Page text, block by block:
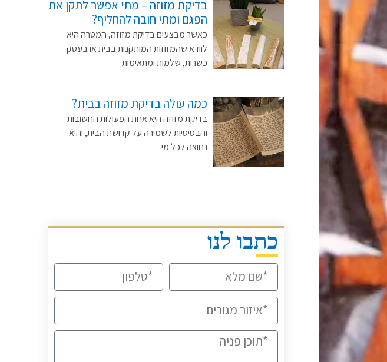
בדיקת מזוזה – מתי אפשר לתקן את
הפגם ומתי חובה להחליף?
כאשר מבצעים בדיקת מזוזה, המטרה היא
לוודא שהמזוזות המותקנות בבית או בעסק
כשרות, שלמות ומתאימות
כמה עולה בדיקת מזוזה בבית?
בדיקת מזוזה היא אחת הפעולות החשובות
והבסיסיות לשמירה על קדושת הבית, והיא
נחוצה לכל מי
כתבו לנו
שם טלפון
איזור
מגורים
הודעה